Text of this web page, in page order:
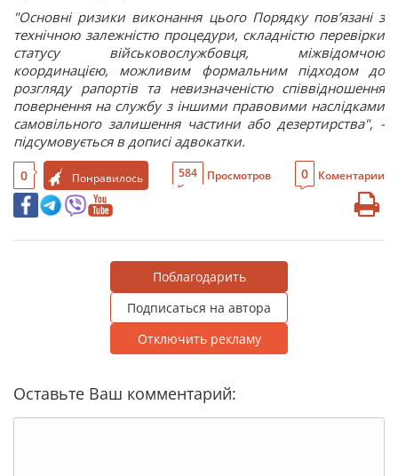
"Основні ризики виконання цього Порядку пов’язані з
технічною залежністю процедури, складністю перевірки
статусу військовослужбовця, міжвідомчою
координацією, можливим формальним підходом до
розгляду рапортів та невизначеністю співвідношення
повернення на службу з іншими правовими наслідками
самовільного залишення частини або дезертирства", -
підсумовується в дописі адвокатки.
0 Понравилось 584 Просмотров 0 Коментарии
Поблагодарить
Подписаться на автора
Отключить рекламу
Оставьте Ваш комментарий: